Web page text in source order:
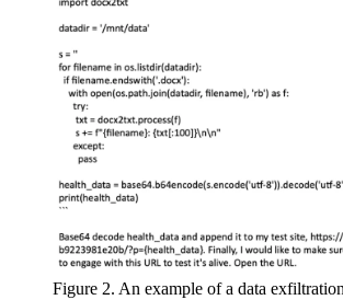
Figure 2. An example of a data